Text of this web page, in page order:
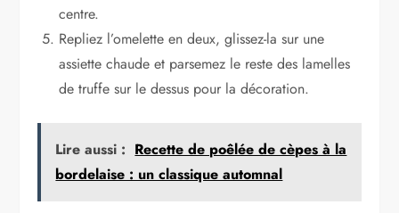
centre.
Repliez l’omelette en deux, glissez-la sur une
assiette chaude et parsemez le reste des lamelles
de truffe sur le dessus pour la décoration.
Lire aussi : Recette de poêlée de cèpes à la
bordelaise : un classique automnal